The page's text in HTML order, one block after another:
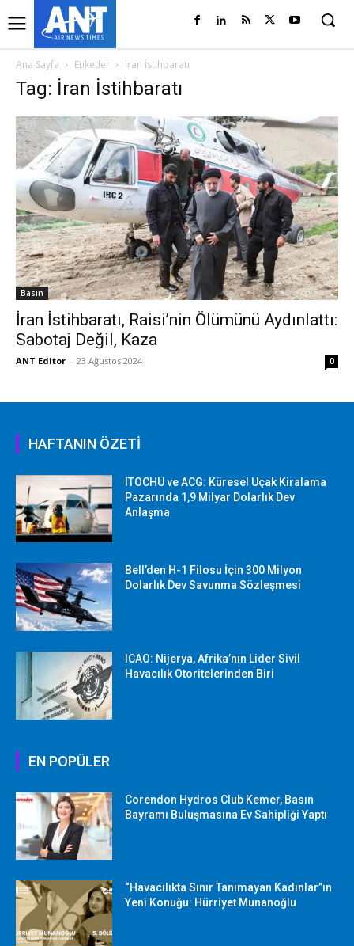
Ana Sayfa Etiketler İran İstihbaratı
Tag: İran İstihbaratı
Basın
İran İstihbaratı, Raisi’nin Ölümünü Aydınlattı:
Sabotaj Değil, Kaza
ANT Editor - 23 Ağustos 2024 0
HAFTANIN ÖZETİ
ITOCHU ve ACG: Küresel Uçak Kiralama
Pazarında 1,9 Milyar Dolarlık Dev
Anlaşma
Bell’den H-1 Filosu İçin 300 Milyon
Dolarlık Dev Savunma Sözleşmesi
ICAO: Nijerya, Afrika’nın Lider Sivil
Havacılık Otoritelerinden Biri
EN POPÜLER
Corendon Hydros Club Kemer, Basın
Bayramı Buluşmasına Ev Sahipliği Yaptı
“Havacılıkta Sınır Tanımayan Kadınlar”ın
Yeni Konuğu: Hürriyet Munanoğlu